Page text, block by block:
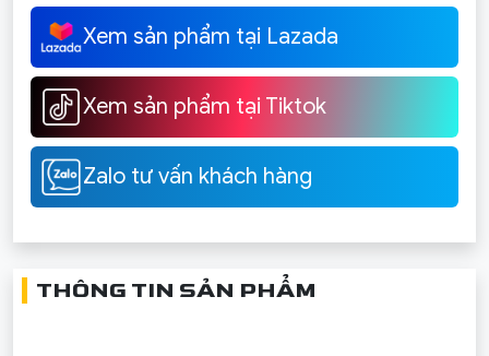
Xem sản phẩm tại Lazada
Xem sản phẩm tại Tiktok
Zalo tư vấn khách hàng
THÔNG TIN SẢN PHẨM